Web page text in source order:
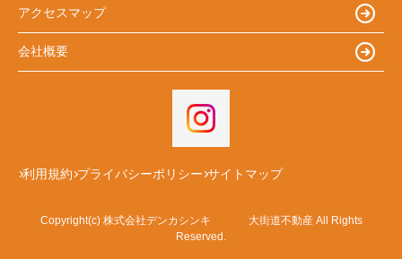
アクセスマップ
会社概要
利用規約 プライバシーポリシー サイトマップ
Copyright(c) 株式会社デンカシンキ 大街道不動産 All Rights
Reserved.